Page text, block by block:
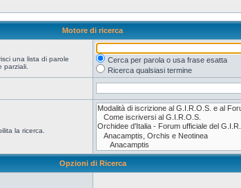
Motore di ricerca
una lista di parole
parziali.
Cerca per parola o usa frase esatta
Ricerca qualsiasi termine
la ricerca.
Opzioni di Ricerca